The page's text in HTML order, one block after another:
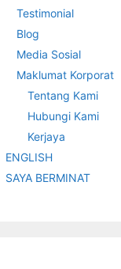
Testimonial
Blog
Media Sosial
Maklumat Korporat
Tentang Kami
Hubungi Kami
Kerjaya
ENGLISH
SAYA BERMINAT